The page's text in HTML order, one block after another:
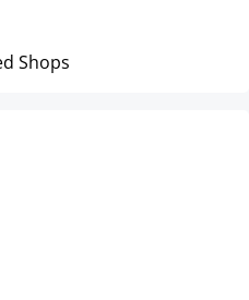
Shops